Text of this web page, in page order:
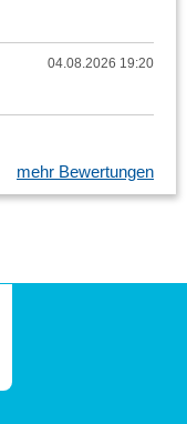
04.08.2026 19:20
mehr Bewertungen